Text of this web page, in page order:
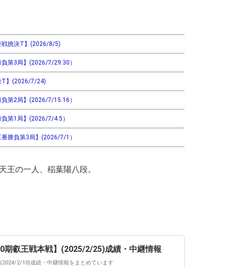
戦挑決T】(2026/8/5)
第3局】(2026/7/29.30）
T】(2026/7/24)
第2局】(2026/7/15.16）
第1局】(2026/7/4.5）
勝負第3局】(2026/7/1）
王の一人、稲葉陽八段。
叡王戦本戦】(2025/2/25)成績・中継情報
2/10)成績・中継情報をまとめています